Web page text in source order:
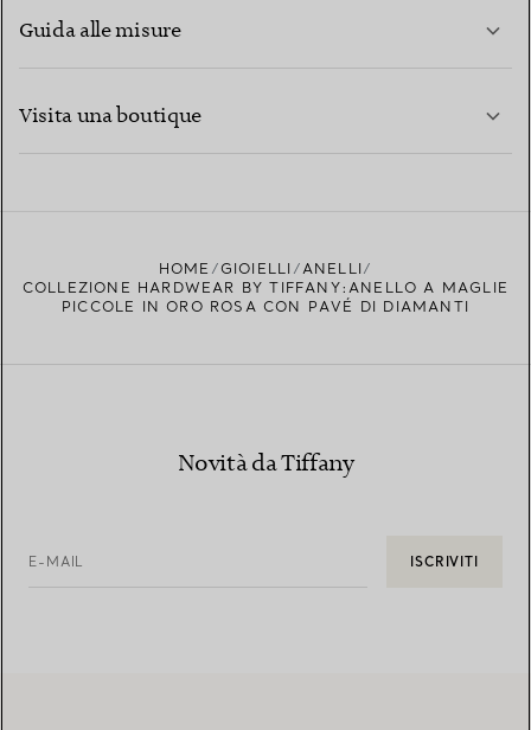
Guida alle misure
Visita una boutique
HOME GIOIELLI
ANELLI
COLLEZIONE HARDWEAR BY TIFFANY:ANELLO A MAGLIE
PICCOLE IN ORO ROSA CON PAVÉ DI DIAMANTI
Novità da Tiffany
E-MAIL ISCRIVITI